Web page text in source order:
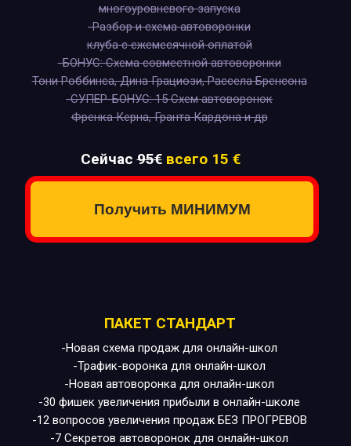
Получить МИНИМУМ
Сейчас95€ всего 15 €
ПАКЕТ СТАНДАРТ
-Новая схема продаж для онлайн-школ
-Трафик-воронка для онлайн-школ
-Новая автоворонка для онлайн-школ
-30 фишек увеличения прибыли в онлайн-школе
-12 вопросов увеличения продаж БЕЗ ПРОГРЕВОВ
-7 Секретов автоворонок для онлайн-школ
многоуровневого запуска
-Разбор и схема автоворонки
клуба с ежемесячной оплатой
-БОНУС: Схема совместной автоворонки
Тони Роббинса, Дина Грациози, Рассела Бренсона
-СУПЕР-БОНУС: 15 Схем автоворонок
Френка Керна, Гранта Кардона и др